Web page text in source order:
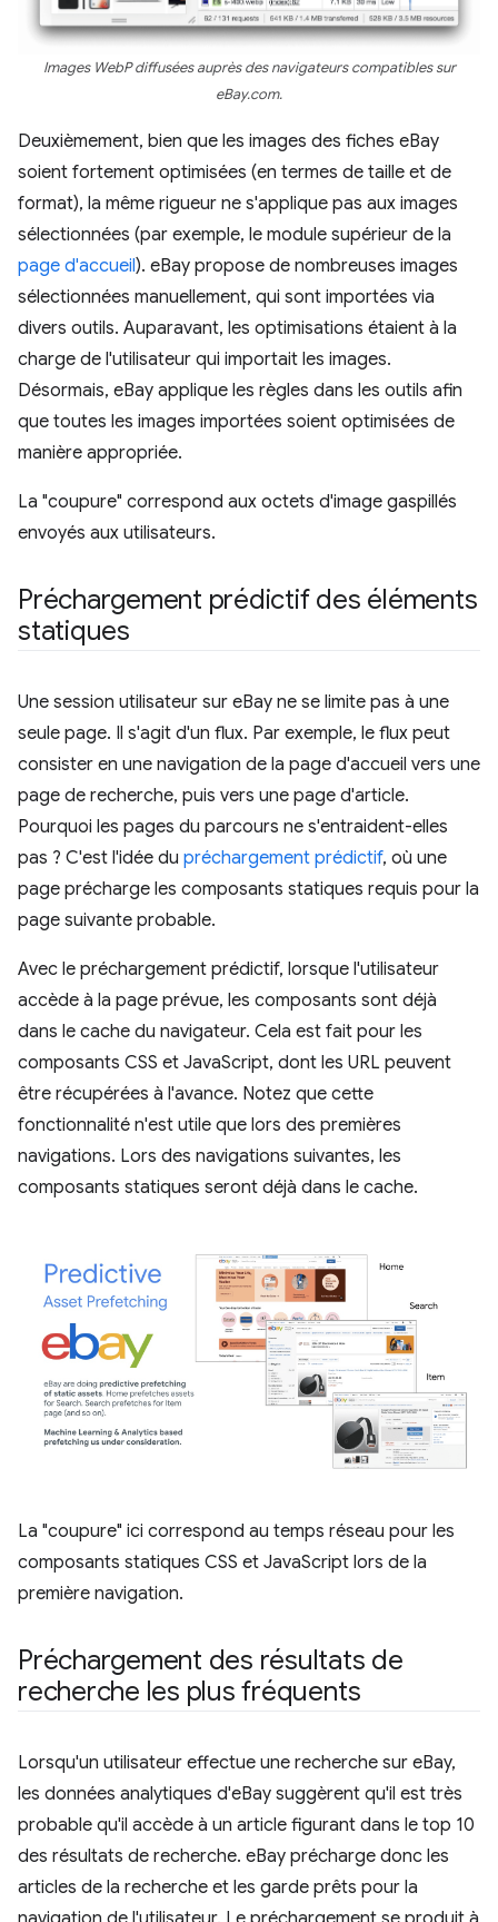
Images WebP diffusées auprès des navigateurs compatibles sur
eBay.com.
Deuxièmement, bien que les images des fiches eBay
soient fortement optimisées (en termes de taille et de
format), la même rigueur ne s'applique pas aux images
sélectionnées (par exemple, le module supérieur de la
page d'accueil). eBay propose de nombreuses images
sélectionnées manuellement, qui sont importées via
divers outils. Auparavant, les optimisations étaient à la
charge de l'utilisateur qui importait les images.
Désormais, eBay applique les règles dans les outils afin
que toutes les images importées soient optimisées de
manière appropriée.
La "coupure" correspond aux octets d'image gaspillés
envoyés aux utilisateurs.
Préchargement prédictif des éléments
statiques
Une session utilisateur sur eBay ne se limite pas à une
seule page. Il s'agit d'un flux. Par exemple, le flux peut
consister en une navigation de la page d'accueil vers une
page de recherche, puis vers une page d'article.
Pourquoi les pages du parcours ne s'entraident-elles
pas ? C'est l'idée du préchargement prédictif, où une
page précharge les composants statiques requis pour la
page suivante probable.
Avec le préchargement prédictif, lorsque l'utilisateur
accède à la page prévue, les composants sont déjà
dans le cache du navigateur. Cela est fait pour les
composants CSS et JavaScript, dont les URL peuvent
être récupérées à l'avance. Notez que cette
fonctionnalité n'est utile que lors des premières
navigations. Lors des navigations suivantes, les
composants statiques seront déjà dans le cache.
La "coupure" ici correspond au temps réseau pour les
composants statiques CSS et JavaScript lors de la
première navigation.
Préchargement des résultats de
recherche les plus fréquents
Lorsqu'un utilisateur effectue une recherche sur eBay,
les données analytiques d'eBay suggèrent qu'il est très
probable qu'il accède à un article figurant dans le top 10
des résultats de recherche. eBay précharge donc les
articles de la recherche et les garde prêts pour la